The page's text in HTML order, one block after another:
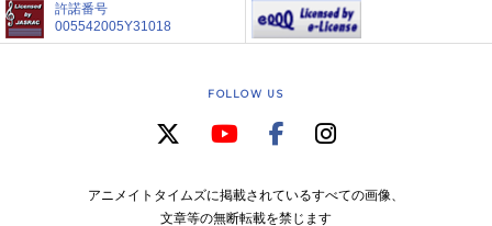
許諾番号
005542005Y31018
FOLLOW US
アニメイトタイムズに掲載されているすべての画像、
文章等の無断転載を禁じます